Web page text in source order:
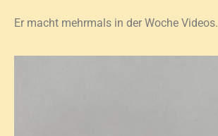
Er macht mehrmals in der Woche Videos.